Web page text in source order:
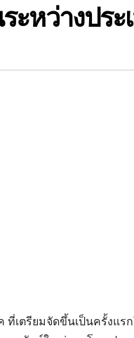
ะหว่างประ
ที่เตรียมจัดขึ้นเป็นครั้งแร